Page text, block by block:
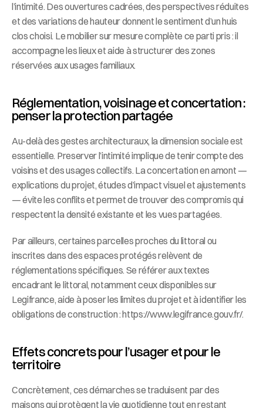
l’intimité. Des ouvertures cadrées, des perspectives réduites
et des variations de hauteur donnent le sentiment d’un huis
clos choisi. Le mobilier sur mesure complète ce parti pris : il
accompagne les lieux et aide à structurer des zones
réservées aux usages familiaux.
Réglementation, voisinage et concertation :
penser la protection partagée
Au-delà des gestes architecturaux, la dimension sociale est
essentielle. Preserver l’intimité implique de tenir compte des
voisins et des usages collectifs. La concertation en amont —
explications du projet, études d’impact visuel et ajustements
— évite les conflits et permet de trouver des compromis qui
respectent la densité existante et les vues partagées.
Par ailleurs, certaines parcelles proches du littoral ou
inscrites dans des espaces protégés relèvent de
réglementations spécifiques. Se référer aux textes
encadrant le littoral, notamment ceux disponibles sur
Legifrance, aide à poser les limites du projet et à identifier les
obligations de construction : https://www.legifrance.gouv.fr/.
Effets concrets pour l’usager et pour le
territoire
Concrètement, ces démarches se traduisent par des
maisons qui protègent la vie quotidienne tout en restant